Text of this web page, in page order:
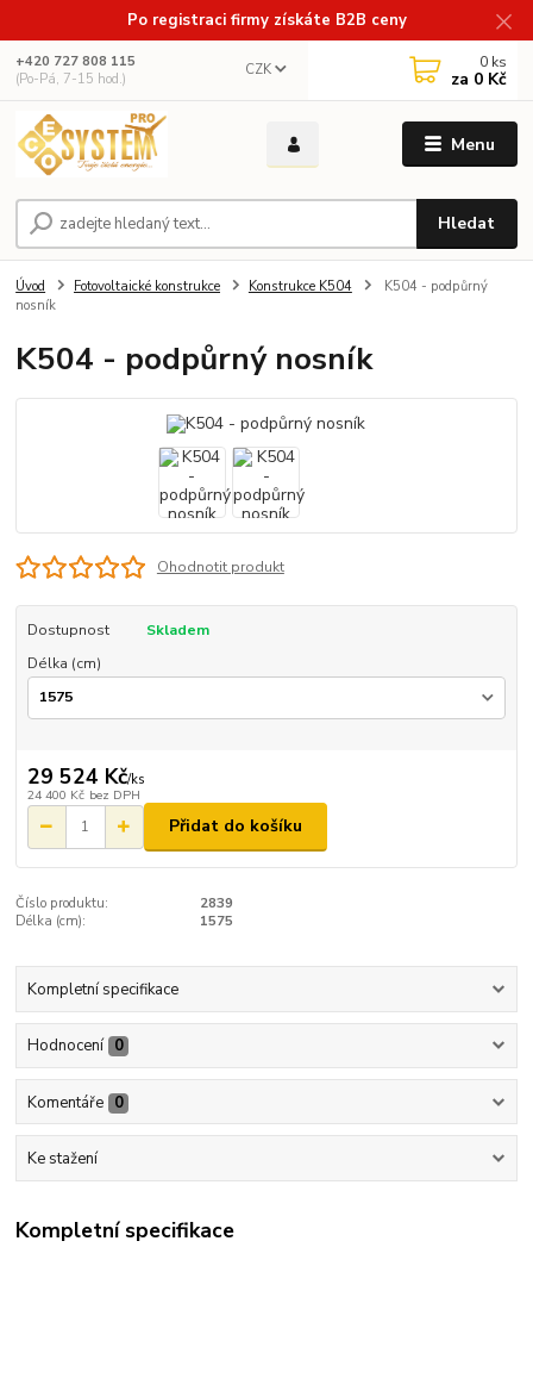
Po registraci firmy získáte B2B ceny
Menu
CZK
Hledat
+420 727 808 115
(Po-Pá, 7-15 hod.)
0 ks
za 0 Kč
Úvod Fotovoltaické konstrukce Konstrukce K504
K504 - podpůrný
nosník
K504 - podpůrný nosník
Ohodnotit produkt
Dostupnost
Skladem
Délka (cm)
29 524 Kč/ks
24 400 Kč bez DPH
Přidat do košíku
Číslo produktu:
2839
Délka (cm):
1575
Kompletní specifikace
Hodnocení 0
Komentáře 0
Ke stažení
Kompletní specifikace